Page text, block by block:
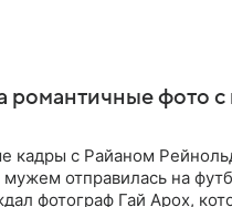
романтичные фото
кадры с Райаном
отправилась на
фотограф Гай Арох,